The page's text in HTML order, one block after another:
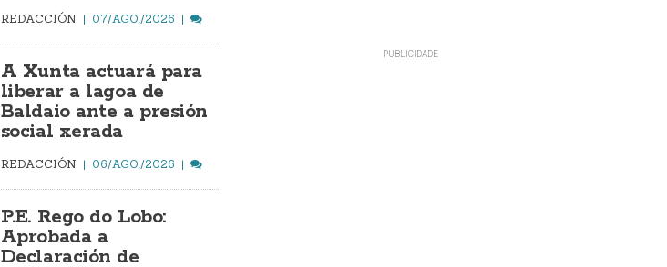
REDACCIÓN 07/AGO./2026
A Xunta actuará para
liberar a lagoa de
Baldaio ante a presión
social xerada
REDACCIÓN 06/AGO./2026
P.E. Rego do Lobo:
Aprobada a
Declaración de